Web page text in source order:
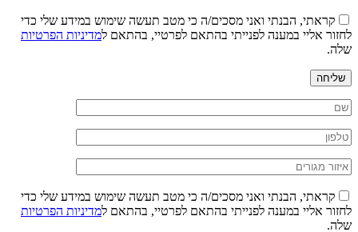
קראתי, הבנתי ואני מסכים/ה כי מטב תעשה שימוש במידע שלי כדי
לחזור אליי במענה לפנייתי בהתאם לפרטיי, בהתאם למדיניות הפרטיות
שלה.
שליחה
קראתי, הבנתי ואני מסכים/ה כי מטב תעשה שימוש במידע שלי כדי
לחזור אליי במענה לפנייתי בהתאם לפרטיי, בהתאם למדיניות הפרטיות
שלה.